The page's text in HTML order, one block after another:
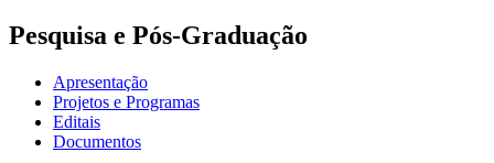
Pesquisa e Pós-Graduação
Apresentação
Projetos e Programas
Editais
Documentos